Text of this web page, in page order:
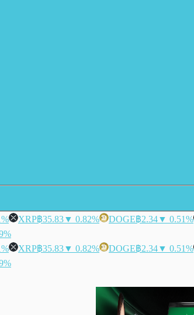
XRP฿35.83▼ 0.82% DOGE฿2.34▼ 0.51%
XRP฿35.83▼ 0.82% DOGE฿2.34▼ 0.51%